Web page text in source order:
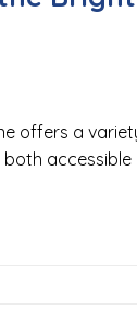
offers a
accessible